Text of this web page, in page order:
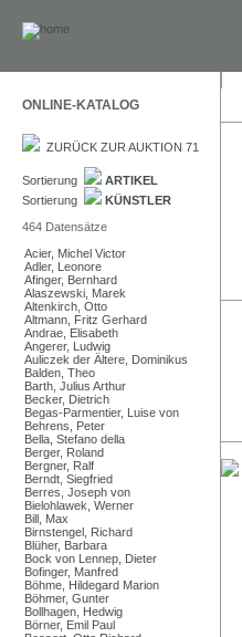
ONLINE-KATALOG
ZURÜCK ZUR AUKTION 71
Sortierung
ARTIKEL
Sortierung
KÜNSTLER
464 Datensätze
Acier, Michel Victor
Adler, Leonore
Afinger, Bernhard
Alaszewski, Marek
Altenkirch, Otto
Altmann, Fritz Gerhard
Andrae, Elisabeth
Angerer, Ludwig
Auliczek der Ältere, Dominikus
Balden, Theo
Barth, Julius Arthur
Becker, Dietrich
Begas-Parmentier, Luise von
Behrens, Peter
Bella, Stefano della
Berger, Roland
Bergner, Ralf
Berndt, Siegfried
Berres, Joseph von
Bielohlawek, Werner
Bill, Max
Birnstengel, Richard
Blüher, Barbara
Bock von Lennep, Dieter
Bofinger, Manfred
Böhme, Hildegard Marion
Böhmer, Gunter
Bollhagen, Hedwig
Börner, Emil Paul